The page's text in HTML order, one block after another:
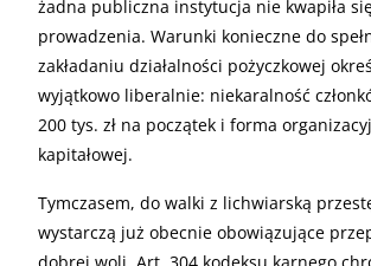
żadna publiczna instytucja nie kwapiła
prowadzenia. Warunki konieczne do
zakładaniu działalności pożyczkowej
wyjątkowo liberalnie: niekaralność
200 tys. zł na początek i forma
kapitałowej.
Tymczasem, do walki z lichwiarską
wystarczą już obecnie obowiązujące